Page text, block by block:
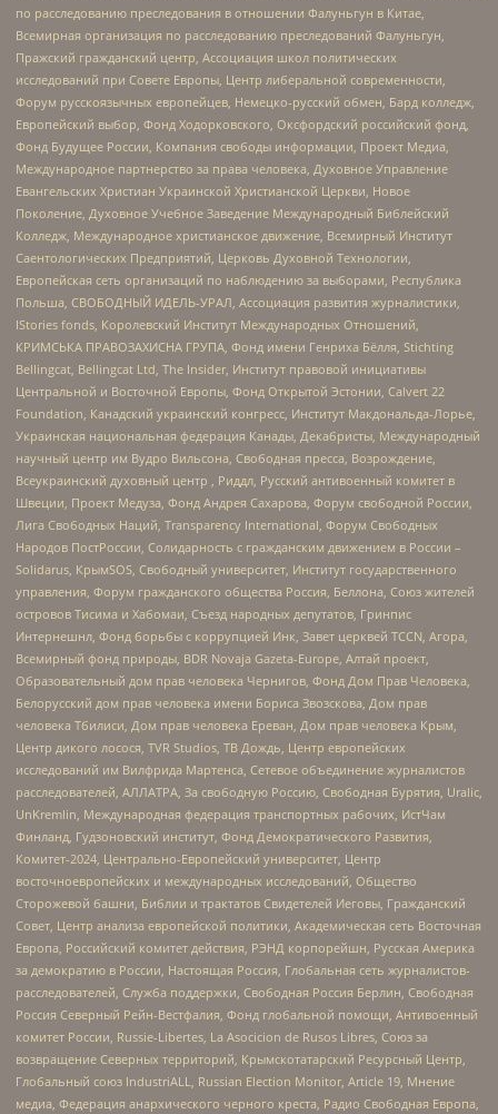
по расследованию преследования в отношении Фалуньгун в Китае,
Всемирная организация по расследованию преследований Фалуньгун,
Пражский гражданский центр, Ассоциация школ политических
исследований при Совете Европы, Центр либеральной современности,
Форум русскоязычных европейцев, Немецко-русский обмен, Бард колледж,
Европейский выбор, Фонд Ходорковского, Оксфордский российский фонд,
Фонд Будущее России, Компания свободы информации, Проект Медиа,
Международное партнерство за права человека, Духовное Управление
Евангельских Христиан Украинской Христианской Церкви, Новое
Поколение, Духовное Учебное Заведение Международный Библейский
Колледж, Международное христианское движение, Всемирный Институт
Саентологических Предприятий, Церковь Духовной Технологии,
Европейская сеть организаций по наблюдению за выборами, Республика
Польша, СВОБОДНЫЙ ИДЕЛЬ-УРАЛ, Ассоциация развития журналистики,
IStories fonds, Королевский Институт Международных Отношений,
КРИМСЬКА ПРАВОЗАХИСНА ГРУПА, Фонд имени Генриха Бёлля, Stichting
Bellingcat, Bellingcat Ltd, The Insider, Институт правовой инициативы
Центральной и Восточной Европы, Фонд Открытой Эстонии, Calvert 22
Foundation, Канадский украинский конгресс, Институт Макдональда-Лорье,
Украинская национальная федерация Канады, Декабристы, Международный
научный центр им Вудро Вильсона, Свободная пресса, Возрождение,
Всеукраинский духовный центр , Риддл, Русский антивоенный комитет в
Швеции, Проект Медуза, Фонд Андрея Сахарова, Форум свободной России,
Лига Свободных Наций, Transparеncy International, Форум Свободных
Народов ПостРоссии, Солидарность с гражданским движением в России –
Solidarus, КрымSOS, Свободный университет, Институт государственного
управления, Форум гражданского общества Россия, Беллона, Союз жителей
островов Тисима и Хабомаи, Съезд народных депутатов, Гринпис
Интернешнл, Фонд борьбы с коррупцией Инк, Завет церквей TCCN, Агора,
Всемирный фонд природы, BDR Novaja Gazeta-Europe, Алтай проект,
Образовательный дом прав человека Чернигов, Фонд Дом Прав Человека,
Белорусский дом прав человека имени Бориса Звозскова, Дом прав
человека Тбилиси, Дом прав человека Ереван, Дом прав человека Крым,
Центр дикого лосося, TVR Studios, ТВ Дождь, Центр европейских
исследований им Вилфрида Мартенса, Сетевое объединение журналистов
расследователей, АЛЛАТРА, За свободную Россию, Свободная Бурятия, Uralic,
UnKremlin, Международная федерация транспортных рабочих, ИстЧам
Финланд, Гудзоновский институт, Фонд Демократического Развития,
Комитет-2024, Центрально-Европейский университет, Центр
восточноевропейских и международных исследований, Общество
Сторожевой башни, Библии и трактатов Свидетелей Иеговы, Гражданский
Совет, Центр анализа европейской политики, Академическая сеть Восточная
Европа, Российский комитет действия, РЭНД корпорейшн, Русская Америка
за демократию в России, Настоящая Россия, Глобальная сеть журналистов-
расследователей, Служба поддержки, Свободная Россия Берлин, Свободная
Россия Северный Рейн-Вестфалия, Фонд глобальной помощи, Антивоенный
комитет России, Russie-Libertes, La Asocicion de Rusos Libres, Союз за
возвращение Северных территорий, Крымскотатарский Ресурсный Центр,
Глобальный союз IndustriALL, Russian Election Monitor, Article 19, Мнение
медиа, Федерация анархического черного креста, Радио Свободная Европа,